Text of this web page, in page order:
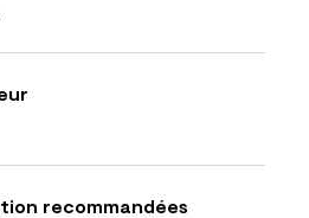
recommandées